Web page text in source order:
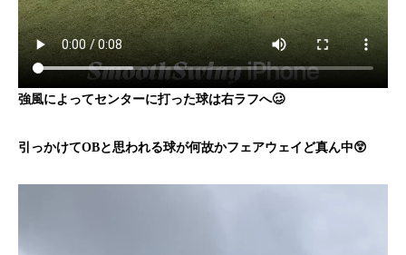
強風によってセンターに打った球は右ラフへ🥴
引っかけてOBと思われる球が何故かフェアウェイど真ん中😲